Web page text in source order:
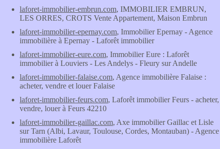
laforet-immobilier-embrun.com, IMMOBILIER EMBRUN,
LES ORRES, CROTS Vente Appartement, Maison Embrun
laforet-immobilier-epernay.com, Immobilier Epernay - Agence
immobilière à Epernay - Laforêt immobilier
laforet-immobilier-eure.com, Immobilier Eure : Laforêt
immobilier à Louviers - Les Andelys - Fleury sur Andelle
laforet-immobilier-falaise.com, Agence immobilière Falaise :
acheter, vendre et louer Falaise
laforet-immobilier-feurs.com, Laforêt immobilier Feurs - acheter,
vendre, louer à Feurs 42210
laforet-immobilier-gaillac.com, Axe immobilier Gaillac et Lisle
sur Tarn (Albi, Lavaur, Toulouse, Cordes, Montauban) - Agence
immobilière Laforêt